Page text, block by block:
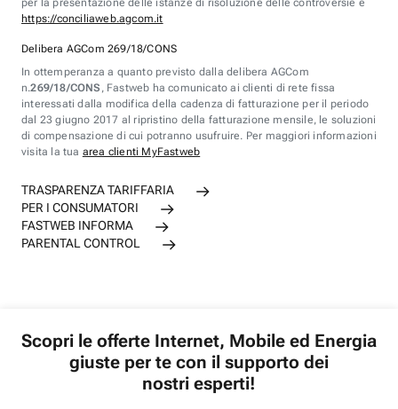
per la presentazione delle istanze di risoluzione delle controversie è
https://conciliaweb.agcom.it
Delibera AGCom 269/18/CONS
In ottemperanza a quanto previsto dalla delibera AGCom
n.269/18/CONS , Fastweb ha comunicato ai clienti di rete fissa
interessati dalla modifica della cadenza di fatturazione per il periodo
dal 23 giugno 2017 al ripristino della fatturazione mensile, le soluzioni
di compensazione di cui potranno usufruire. Per maggiori informazioni
visita la tua area clienti MyFastweb
TRASPARENZA TARIFFARIA
PER I CONSUMATORI
FASTWEB INFORMA
PARENTAL CONTROL
Scopri le offerte Internet, Mobile ed Energia
giuste per te con il supporto dei
nostri esperti!